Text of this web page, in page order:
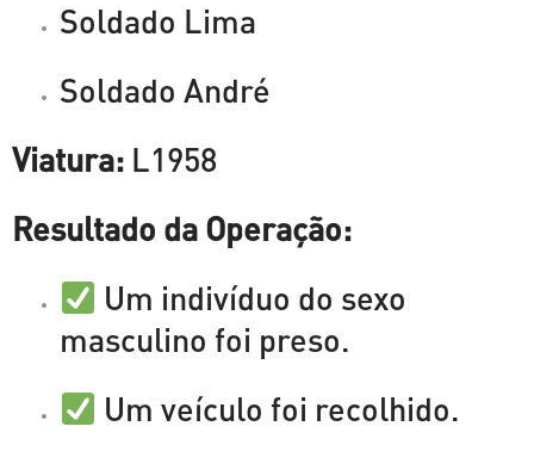
Soldado Lima
Soldado André
Viatura: L1958
Resultado da Operação:
Um indivíduo do sexo
masculino foi preso.
Um veículo foi recolhido.